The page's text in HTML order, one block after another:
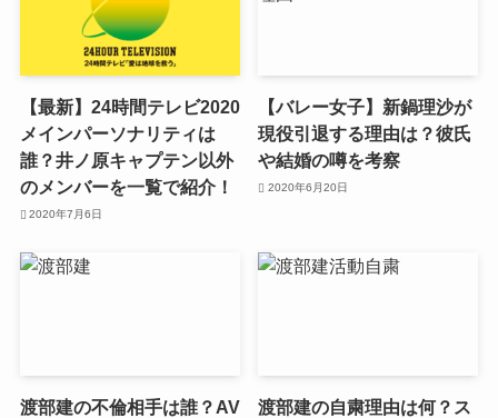
【最新】24時間テレビ2020
メインパーソナリティは
誰？井ノ原キャプテン以外
のメンバーを一覧で紹介！
2020年7月6日
【バレー女子】新鍋理沙が
現役引退する理由は？彼氏
や結婚の噂を考察
2020年6月20日
渡部建の不倫相手は誰？AV
渡部建の自粛理由は何？ス